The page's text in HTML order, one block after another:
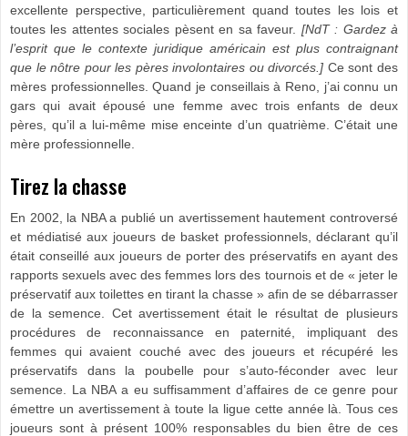
excellente perspective, particulièrement quand toutes les lois et
toutes les attentes sociales pèsent en sa faveur. [NdT : Gardez à
l’esprit que le contexte juridique américain est plus contraignant
que le nôtre pour les pèresinvolontaires ou divorcés.] Ce sont des
mères professionnelles. Quand je conseillais à Reno, j’ai connu un
gars qui avait épousé une femme avec trois enfants de deux
pères, qu’il a lui-même mise enceinte d’un quatrième. C’était une
mère professionnelle.
Tirez la chasse
En 2002, la NBA a publié un avertissement hautement controversé
et médiatisé aux joueurs de basket professionnels, déclarant qu’il
était conseillé aux joueurs de porter des préservatifs en ayant des
rapports sexuels avec des femmes lors des tournois et de « jeter le
préservatif aux toilettes en tirant la chasse » afin de se débarrasser
de la semence. Cet avertissement était le résultat de plusieurs
procédures de reconnaissance en paternité, impliquant des
femmes qui avaient couché avec des joueurs et récupéré les
préservatifs dans la poubelle pour s’auto-féconder avec leur
semence. La NBA a eu suffisamment d’affaires de ce genre pour
émettre un avertissement à toute la ligue cette année là. Tous ces
joueurs sont à présent 100% responsables du bien être de ces